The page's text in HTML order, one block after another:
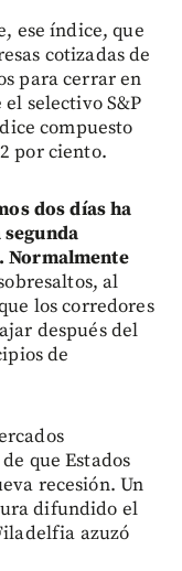
ese índice, que
cotizadas de
para cerrar en
selectivo S&P
compuesto
por ciento.
dos días ha
Normalmente
al
los corredores
después del
de
que Estados
recesión. Un
difundido el
azuzó